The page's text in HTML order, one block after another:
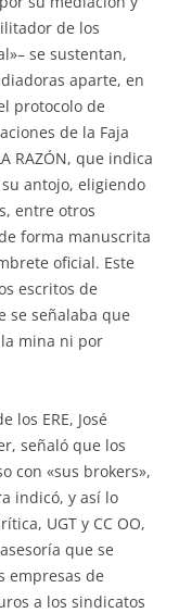
de los
se sustentan,
aparte, en
protocolo de
de la Faja
RAZÓN, que indica
antojo, eligiendo
entre otros
forma manuscrita
oficial. Este
escritos de
se señalaba que
mina ni por
los ERE, José
señaló que los
con «sus brokers»,
indicó, y así lo
UGT y CC OO,
que se
empresas de
a los sindicatos